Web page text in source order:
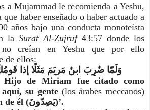
a Mujammad le recomienda a Yeshu,
haber enseñado o haber actuado a
años bajo una conducta monoteísta
la Surat Al-Zujruf 43:57 donde los
no creían en Yeshu que por ello
de ellos:
وَلَمّا ضُرِبَ ابنُ مَريَمَ مَثَلًا إِذا
Hijo de Miriam fue citado como
su gente
se apartaron de él (يَصِدّونَ)’.